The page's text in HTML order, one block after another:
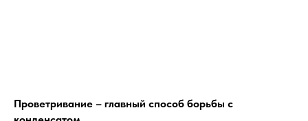
Проветривание – главный способ борьбы с